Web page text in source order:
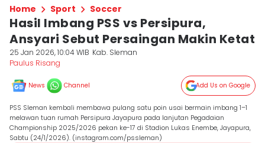
Home Sport Soccer
Hasil Imbang PSS vs Persipura,
Ansyari Sebut Persaingan Makin Ketat
25 Jan 2026, 10:04 WIB Kab. Sleman
Paulus Risang
News Channel Add Us on Google
PSS Sleman kembali membawa pulang satu poin usai bermain imbang 1–1
melawan tuan rumah Persipura Jayapura pada lanjutan Pegadaian
Championship 2025/2026 pekan ke-17 di Stadion Lukas Enembe, Jayapura,
Sabtu (24/1/2026). (instagram.com/pssleman)